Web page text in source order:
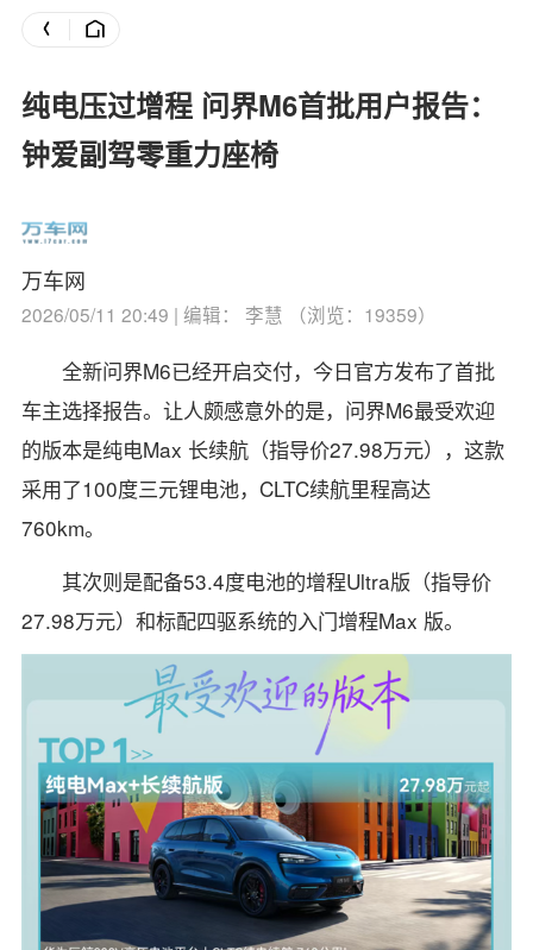
纯电压过增程 问界M6首批用户报告：
钟爱副驾零重力座椅
万车网
2026/05/11 20:49 | 编辑： 李慧 （浏览：19359）
全新问界M6已经开启交付，今日官方发布了首批
车主选择报告。 让人颇感意外的是，问界M6最受欢迎
的版本是纯电Max 长续航（指导价27.98万元），这款
采用了100度三元锂电池，CLTC续航里程高达
760km。
其次则是配备53.4度电池的增程Ultra版（指导价
27.98万元）和标配四驱系统的入门增程Max 版。